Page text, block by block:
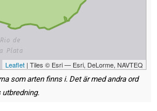
Leaflet | Tiles © Esri — Esri, DeLorme, NAVTEQ
som arten finns i. Det är med andra ord
utbredning.